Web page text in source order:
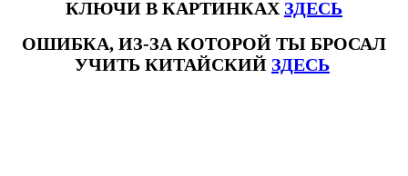
КЛЮЧИ В КАРТИНКАХ ЗДЕСЬ
ОШИБКА, ИЗ-ЗА КОТОРОЙ ТЫ БРОСАЛ
УЧИТЬ КИТАЙСКИЙ ЗДЕСЬ